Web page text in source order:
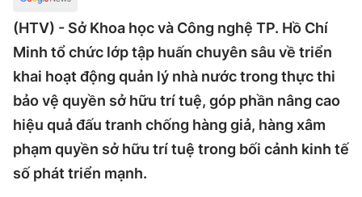
(HTV) - Sở Khoa học và Công nghệ TP. Hồ Chí
Minh tổ chức lớp tập huấn chuyên sâu về triển
khai hoạt động quản lý nhà nước trong thực thi
bảo vệ quyền sở hữu trí tuệ, góp phần nâng cao
hiệu quả đấu tranh chống hàng giả, hàng xâm
phạm quyền sở hữu trí tuệ trong bối cảnh kinh tế
số phát triển mạnh.